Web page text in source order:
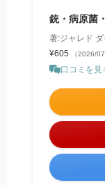
銃・病原菌
著:ジャレド
¥605
（2026/
口コミを見